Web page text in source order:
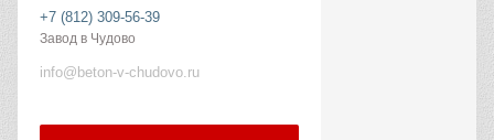
+7 (812) 309-56-39
Завод в Чудово
info@beton-v-chudovo.ru